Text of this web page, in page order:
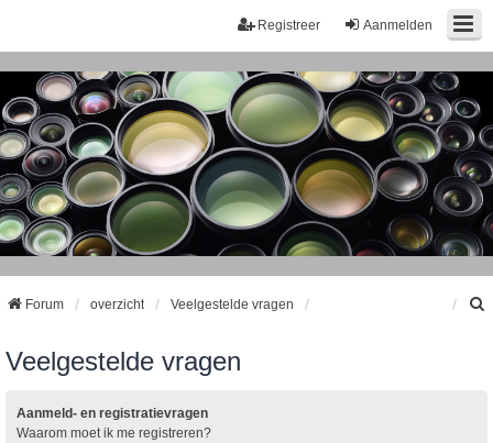
Aanmelden
Registreer
Forum overzicht Veelgestelde vragen
Veelgestelde vragen
Aanmeld- en registratievragen
Waarom moet ik me registreren?